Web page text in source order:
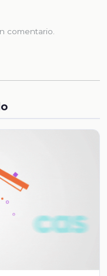
comentario.